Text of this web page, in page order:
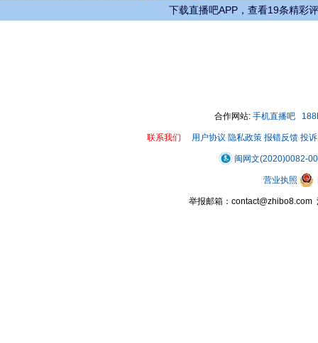
下载直播吧APP，查看19条精彩
合作网站: 手机直播吧
联系我们 用户协议 隐私政策 报错反馈 投
闽网文(2020)0082-
营业执照
举报邮箱：